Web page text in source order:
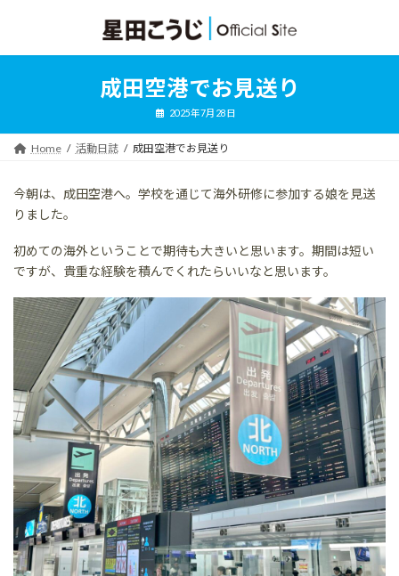
ン
ッ
ー
移
成田空港でお見送り
2025年7月28日
Home 活動日誌 成田空港でお見送り
今朝は、成田空港へ。学校を通じて海外研修に参加する娘を見送
りました。
初めての海外ということで期待も大きいと思います。期間は短い
ですが、貴重な経験を積んでくれたらいいなと思います。